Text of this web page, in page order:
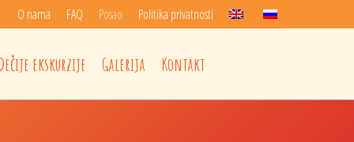
O nama FAQ Posao Politika privatnosti
ekskurzije Galerija Kontakt
ekskurzije Galerija Kontakt